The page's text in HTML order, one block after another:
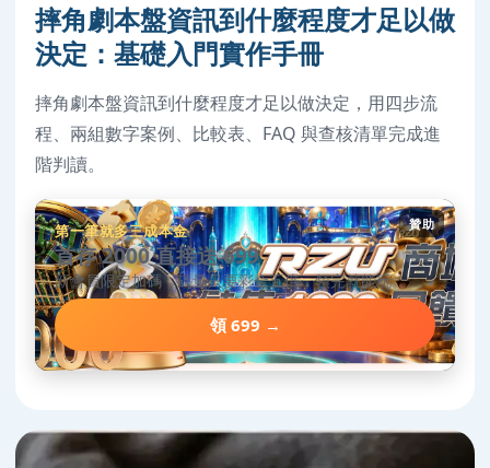
摔角劇本盤資訊到什麼程度才足以做
決定：基礎入門實作手冊
摔角劇本盤資訊到什麼程度才足以做決定，用四步流
程、兩組數字案例、比較表、FAQ 與查核清單完成進
階判讀。
贊助
第一筆就多三成本金
首存 2000 直接送 699
新會員限定加碼，碼量只要彩金五倍，領完就能玩。
領 699 →